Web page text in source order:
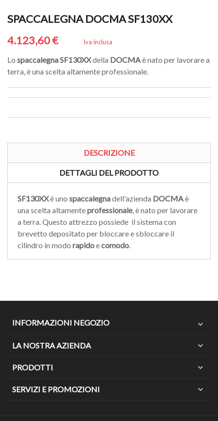
SPACCALEGNA DOCMA SF130XX
4.123,60 €
Iva inclusa
Lo spaccalegnaSF130XXdella DOCMAè nato per lavorare a
terra, è una scelta altamente professionale.
DESCRIZIONE
DETTAGLI DEL PRODOTTO
SF130XXè uno spaccalegnadell'azienda DOCMAè
una scelta altamenteprofessionale, è nato per lavorare
a terra. Questo attrezzo possiede il sistema con
brevetto depositato per bloccare e sbloccare il
cilindro in modo rapidoecomodo.
INFORMAZIONI NEGOZIO expand_more
LA NOSTRA AZIENDA expand_more
PRODOTTI expand_more
SERVIZI E PROMOZIONI expand_more